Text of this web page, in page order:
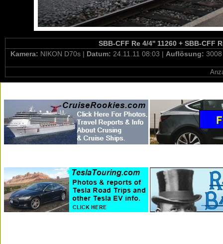
SBB-CFF Re 4/4'' 11260 + SBB-CFF
Kamera: NIKON D70s | Datum: 24.11.11 08:03 | Auflösung: